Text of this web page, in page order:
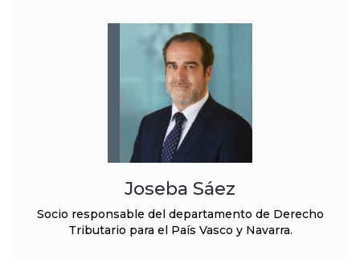
Joseba Sáez
Socio responsable del departamento de Derecho
Tributario para el País Vasco y Navarra.